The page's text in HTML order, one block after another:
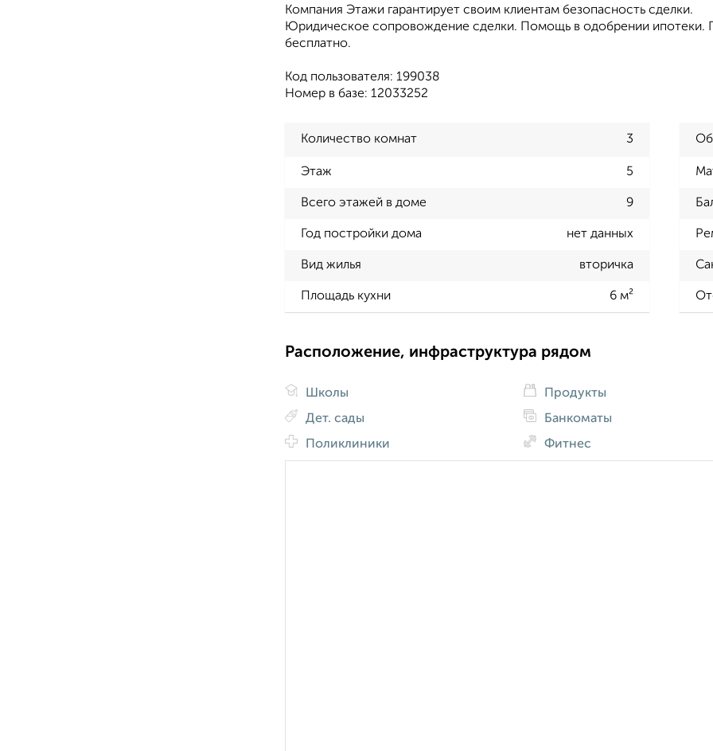
Компания Этажи гарантирует своим клиентам безопасность сделки.
Юридическое сопровождение сделки. Помощь в одобрении ипотеки.
бесплатно.
Код пользователя: 199038
Номер в базе: 12033252
Количество комнат 3
Этаж 5
Всего этажей в доме 9
Год постройки дома нет данных
Вид жилья вторичка
Площадь кухни 6 м²
Расположение, инфраструктура рядом
Школы
Дет. сады
Поликлиники
Продукты
Банкоматы
Фитнес